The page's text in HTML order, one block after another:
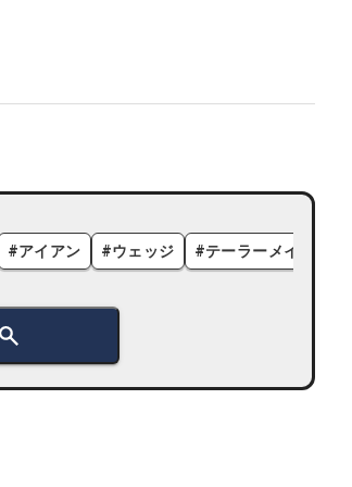
#アイアン #ウェッジ #テーラーメイド